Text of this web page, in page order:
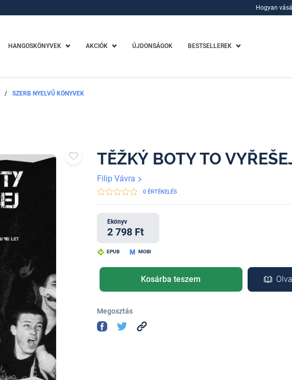
Hogyan
HANGOSKÖNYVEK AKCIÓK ÚJDONSÁGOK BESTSELLEREK
/ SZERB NYELVŰ KÖNYVEK
TĚŽKÝ BOTY TO
Filip Vávra
0 ÉRTÉKELÉS
Ekönyv
2 798 Ft
EPUB MOBI
Kosárba teszem
Megosztás